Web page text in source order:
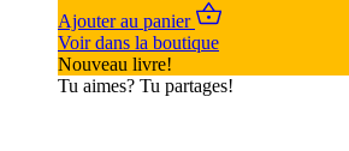
Ajouter au panier
Voir dans la boutique
Nouveau livre!
Tu aimes? Tu partages!